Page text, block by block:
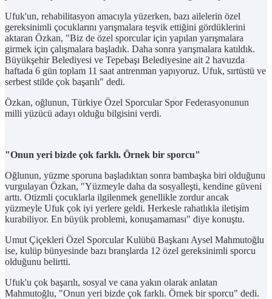
Ufuk'un, rehabilitasyon amacıyla yüzerken, bazı ailelerin özel
gereksinimli çocuklarını yarışmalara teşvik ettiğini gördüklerini
aktaran Özkan, "Biz de özel sporcular için yapılan yarışmalara
girmek için çalışmalara başladık. Daha sonra yarışmalara katıldık.
Büyükşehir Belediyesi ve Tepebaşı Belediyesine ait 2 havuzda
haftada 6 gün toplam 11 saat antrenman yapıyoruz. Ufuk, sırtüstü ve
serbest stilde çok başarılı" dedi.
Özkan, oğlunun, Türkiye Özel Sporcular Spor Federasyonunun
milli yüzücü adayı olduğu bilgisini verdi.
"Onun yeri bizde çok farklı. Örnek bir sporcu"
Oğlunun, yüzme sporuna başladıktan sonra bambaşka biri olduğunu
vurgulayan Özkan, "Yüzmeyle daha da sosyalleşti, kendine güveni
arttı. Otizmli çocuklarla ilgilenmek genellikle zordur ancak
yüzmeyle Ufuk çok iyi yerlere geldi. Herkesle rahatlıkla iletişim
kurabiliyor. En büyük problemi, konuşamaması" diye konuştu.
Umut Çiçekleri Özel Sporcular Kulübü Başkanı Aysel Mahmutoğlu
ise, kulüp bünyesinde bazı branşlarda 12 özel gereksinimli sporcu
olduğunu belirtti.
Ufuk'u çok başarılı, sosyal ve cana yakın olarak anlatan
Mahmutoğlu, "Onun yeri bizde çok farklı. Örnek bir sporcu" dedi.